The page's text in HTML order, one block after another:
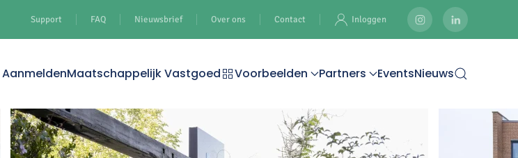
Support FAQ Nieuwsbrief Over ons Contact Inloggen
AanmeldenMaatschappelijk Vastgoed Voorbeelden Partners EventsNieuws